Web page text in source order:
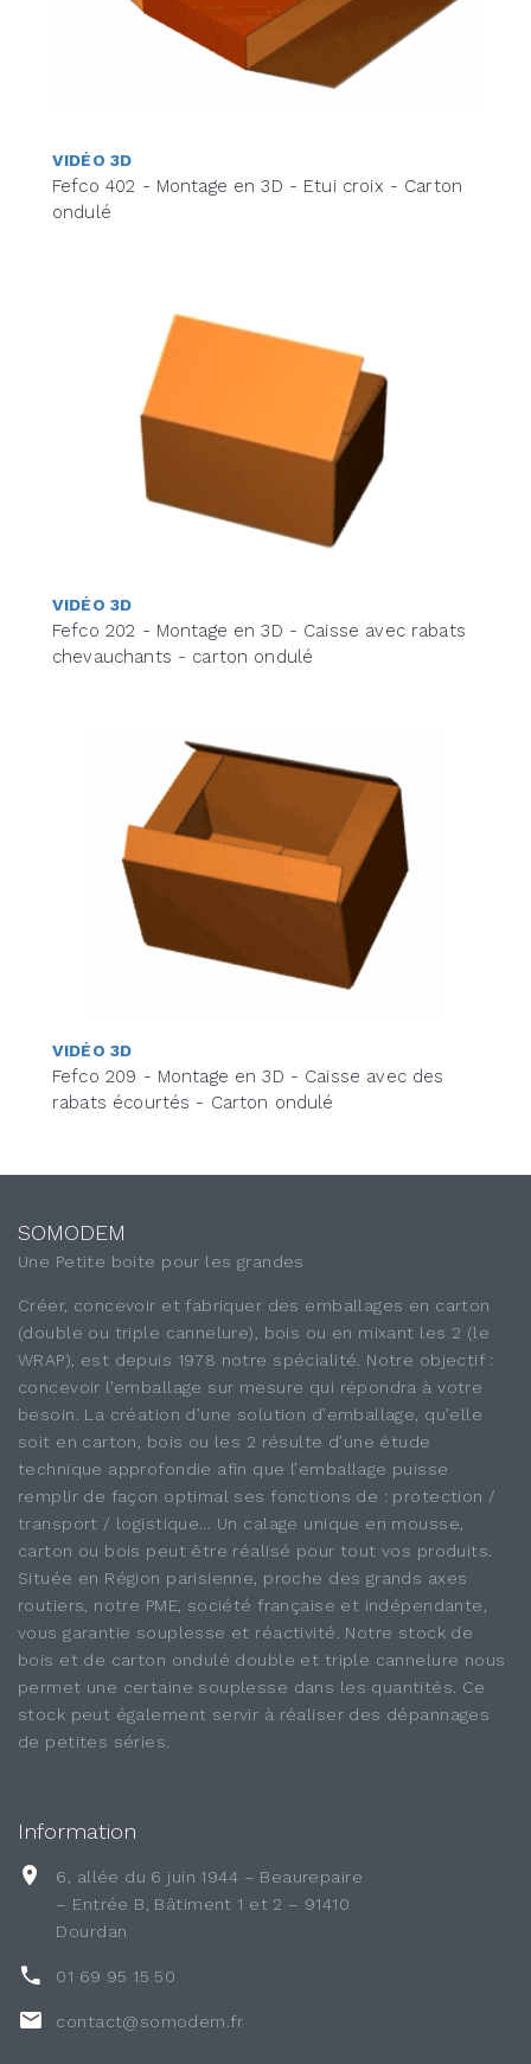
VIDÉO 3D
Fefco 402 - Montage en 3D - Etui croix - Carton
ondulé
VIDÉO 3D
Fefco 202 - Montage en 3D - Caisse avec rabats
chevauchants - carton ondulé
VIDÉO 3D
Fefco 209 - Montage en 3D - Caisse avec des
rabats écourtés - Carton ondulé
SOMODEM
Une Petite boite pour les grandes
Créer, concevoir et fabriquer des emballages en carton
(double ou triple cannelure), bois ou en mixant les 2 (le
WRAP), est depuis 1978 notre spécialité. Notre objectif :
concevoir l’emballage sur mesure qui répondra à votre
besoin. La création d’une solution d’emballage, qu’elle
soit en carton, bois ou les 2 résulte d’une étude
technique approfondie afin que l’emballage puisse
remplir de façon optimal ses fonctions de : protection /
transport / logistique… Un calage unique en mousse,
carton ou bois peut être réalisé pour tout vos produits.
Située en Région parisienne, proche des grands axes
routiers, notre PME, société française et indépendante,
vous garantie souplesse et réactivité. Notre stock de
bois et de carton ondulé double et triple cannelure nous
permet une certaine souplesse dans les quantités. Ce
stock peut également servir à réaliser des dépannages
de petites séries.
Information
6, allée du 6 juin 1944 – Beaurepaire
– Entrée B, Bâtiment 1 et 2 – 91410
Dourdan
01 69 95 15 50
contact@somodem.fr